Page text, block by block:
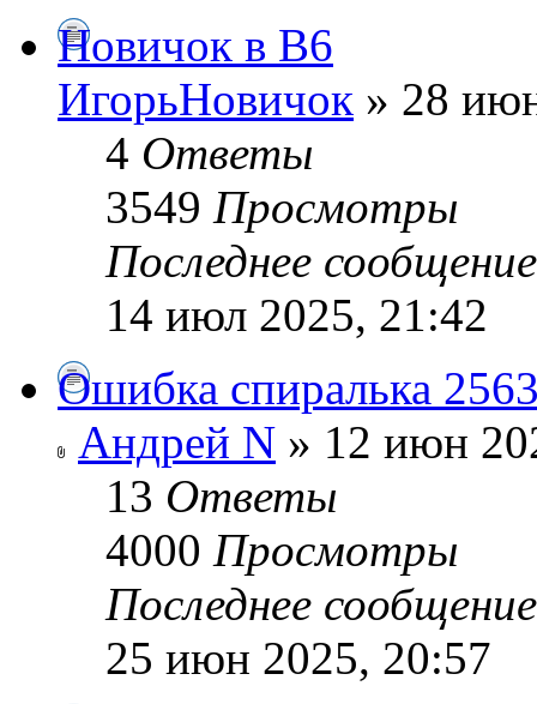
Новичок в В6
ИгорьНовичок » 28
4 Ответы
3549 Просмотры
Последнее
14 июл 2025, 21:42
Ошибка спиралька
Андрей N » 12 июн
13 Ответы
4000 Просмотры
Последнее
25 июн 2025, 20:57